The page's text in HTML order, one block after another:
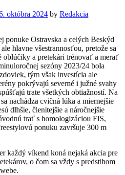
októbra 2024 by Redakcia
ponuke Ostravska a celých Beskýd
hlavne všestrannosťou, pretože sa
a pretekári trénovať a merať
sezóny 2023/24 bola
tým však investícia ale
pokrývajú severné i južné svahy
trate všetkých obtiažností. Na
nachádza cvičná lúka a miernejšie
dlhšie, členitejšie a náročnejšie
trať s homologizáciou FIS,
ponuku završuje 300 m
každý víkend koná nejaká akcia pre
o čom sa vždy s predstihom